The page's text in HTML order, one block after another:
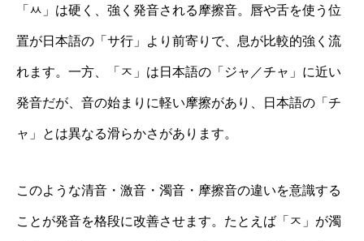
「ㅆ」は硬く、強く発音される摩擦音。唇や舌を使う位
置が日本語の「サ行」より前寄りで、息が比較的強く流
れます。一方、「ㅈ」は日本語の「ジャ／チャ」に近い
発音だが、音の始まりに軽い摩擦があり、日本語の「チ
ャ」とは異なる滑らかさがあります。
このような清音・激音・濁音・摩擦音の違いを意識する
ことが発音を格段に改善させます。たとえば「ㅈ」が濁